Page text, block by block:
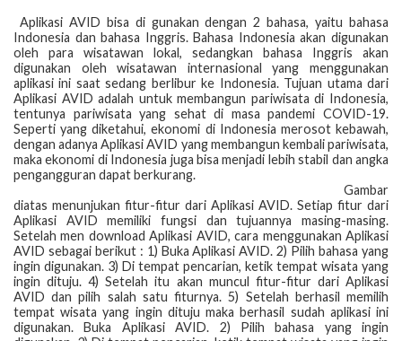
Aplikasi AVID bisa di gunakan dengan 2 bahasa, yaitu bahasa
Indonesia dan bahasa Inggris. Bahasa Indonesia akan digunakan
oleh para wisatawan lokal, sedangkan bahasa Inggris akan
digunakan oleh wisatawan internasional yang menggunakan
aplikasi ini saat sedang berlibur ke Indonesia. Tujuan utama dari
Aplikasi AVID adalah untuk membangun pariwisata di Indonesia,
tentunya pariwisata yang sehat di masa pandemi COVID-19.
Seperti yang diketahui, ekonomi di Indonesia merosot kebawah,
dengan adanya Aplikasi AVID yang membangun kembali pariwisata,
maka ekonomi di Indonesia juga bisa menjadi lebih stabil dan angka
pengangguran dapat berkurang.
Gambar
diatas menunjukan fitur-fitur dari Aplikasi AVID. Setiap fitur dari
Aplikasi AVID memiliki fungsi dan tujuannya masing-masing.
Setelah men download Aplikasi AVID, cara menggunakan Aplikasi
AVID sebagai berikut : 1) Buka Aplikasi AVID. 2) Pilih bahasa yang
ingin digunakan. 3) Di tempat pencarian, ketik tempat wisata yang
ingin dituju. 4) Setelah itu akan muncul fitur-fitur dari Aplikasi
AVID dan pilih salah satu fiturnya. 5) Setelah berhasil memilih
tempat wisata yang ingin dituju maka berhasil sudah aplikasi ini
digunakan. Buka Aplikasi AVID. 2) Pilih bahasa yang ingin